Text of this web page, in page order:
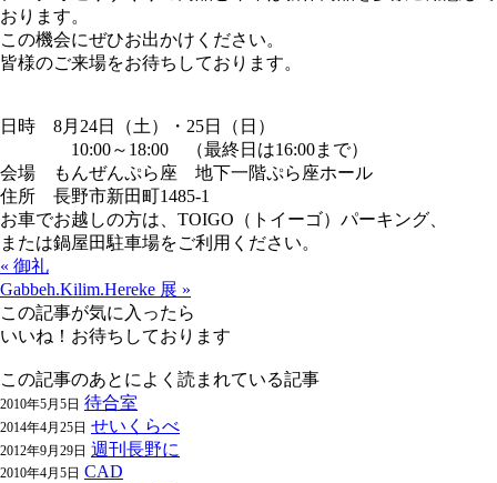
おります。
この機会にぜひお出かけください。
皆様のご来場をお待ちしております。
日時 8月24日（土）・25日（日）
10:00～18:00 （最終日は16:00まで）
会場 もんぜんぷら座 地下一階ぷら座ホール
住所 長野市新田町1485-1
お車でお越しの方は、TOIGO（トイーゴ）パーキング、
または鍋屋田駐車場をご利用ください。
« 御礼
Gabbeh.Kilim.Hereke 展 »
この記事が気に入ったら
いいね！お待ちしております
この記事のあとによく読まれている記事
2010年5月5日 待合室
2014年4月25日 せいくらべ
2012年9月29日 週刊長野に
2010年4月5日 CAD